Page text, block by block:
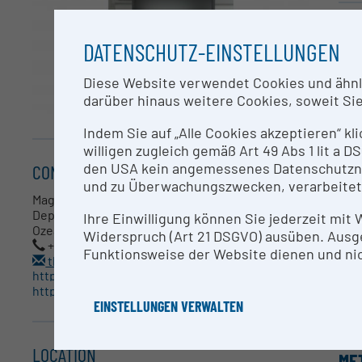
CONTACT
Mag. Dr. Thomas Reinthaler
Department für Limnologie und Bio-
Ozeanographie
+43-1-4277-76432
thomas.reinthaler@univie.ac.at
http://www.microbial-oceanography.eu
LOCATION
DATENSCHUTZ-EINSTELLUNGEN
Diese Website verwendet Cookies und
darüber hinaus weitere Cookies, soweit
Indem Sie auf „Alle Cookies akzeptieren“
willigen zugleich gemäß Art 49 Abs 1 lit a
den USA kein angemessenes
und zu Überwachungszwecken,
Ihre Einwilligung können Sie jederzeit mit
Widerspruch (Art 21 DSGVO) ausüben.
Funktionsweise der Website dienen und
EINSTELLUNGEN VERWALTEN